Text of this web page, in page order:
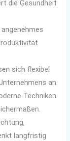
die Gesundheit
sich flexibel
an.
Techniken
langfristig